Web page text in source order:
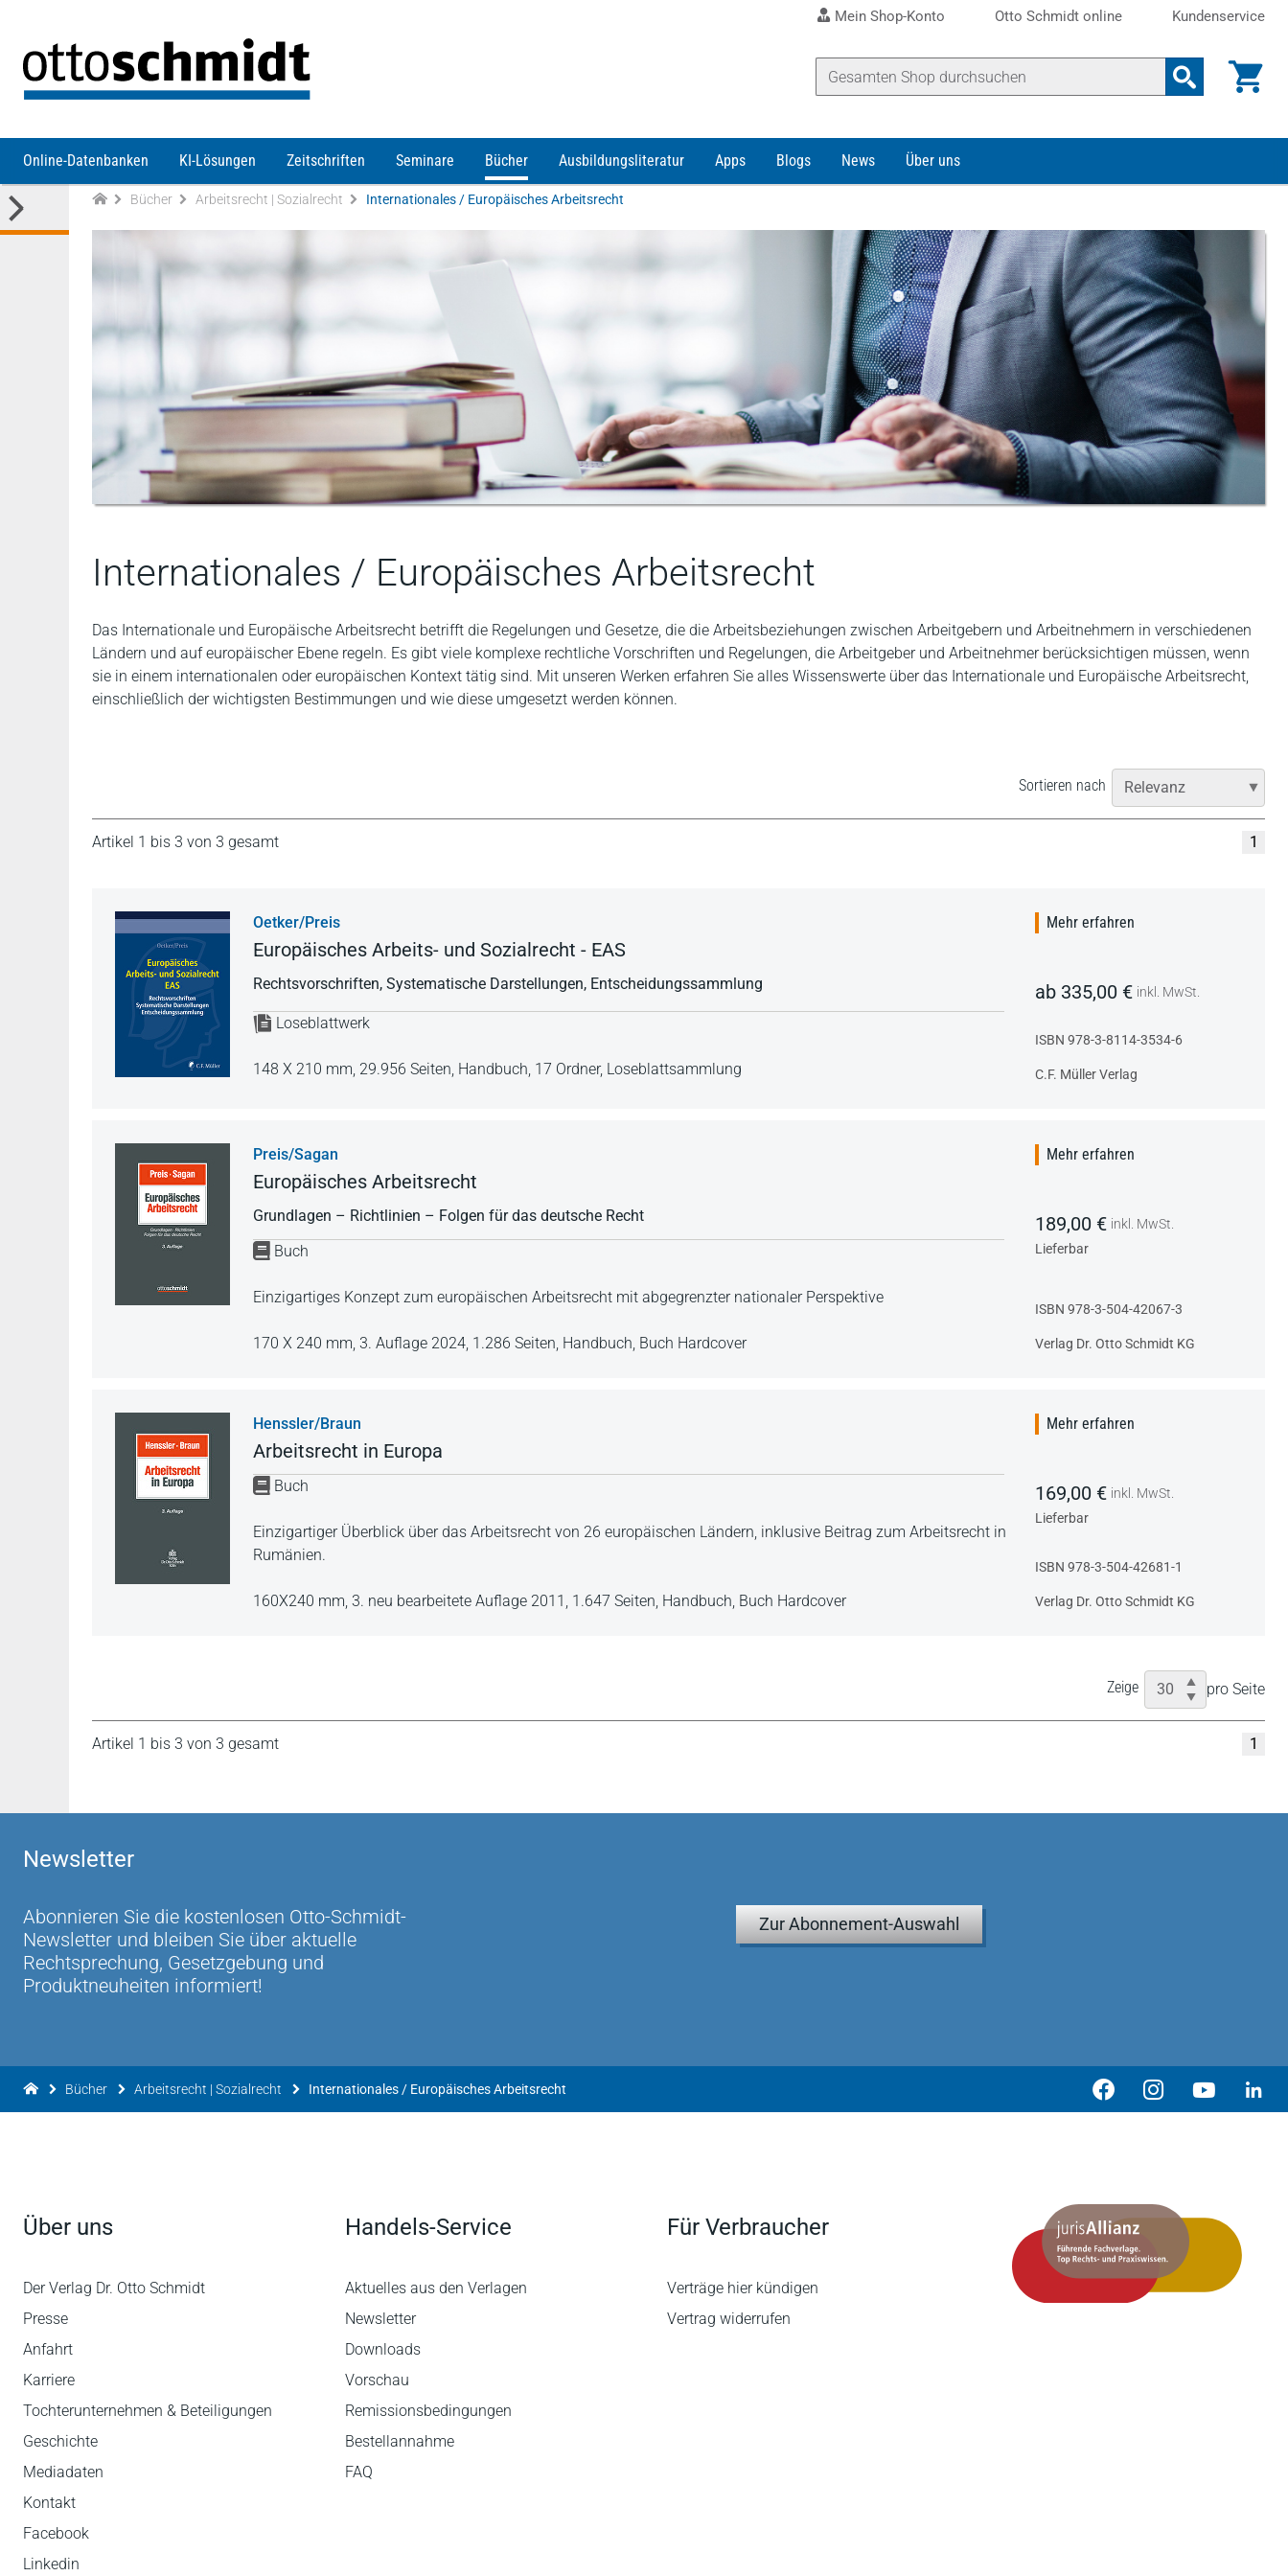
Mein Shop-Konto Otto Schmidt online Kundenservice
Online-Datenbanken KI-Lösungen Zeitschriften Seminare Bücher Ausbildungsliteratur Apps Blogs News Über uns
Bücher Arbeitsrecht | Sozialrecht Internationales / Europäisches Arbeitsrecht
Internationales / Europäisches Arbeitsrecht
Das Internationale und Europäische Arbeitsrecht betrifft die Regelungen und Gesetze, die die Arbeitsbeziehungen zwischen Arbeitgebern und Arbeitnehmern in verschiedenen
Ländern und auf europäischer Ebene regeln. Es gibt viele komplexe rechtliche Vorschriften und Regelungen, die Arbeitgeber und Arbeitnehmer berücksichtigen müssen, wenn
sie in einem internationalen oder europäischen Kontext tätig sind. Mit unseren Werken erfahren Sie alles Wissenswerte über das Internationale und Europäische Arbeitsrecht,
einschließlich der wichtigsten Bestimmungen und wie diese umgesetzt werden können.
Sortieren nach
Artikel 1 bis 3 von 3 gesamt 1
Oetker/Preis
Europäisches Arbeits- und Sozialrecht - EAS
Rechtsvorschriften, Systematische Darstellungen, Entscheidungssammlung
Loseblattwerk
148 X 210 mm, 29.956 Seiten, Handbuch, 17 Ordner, Loseblattsammlung
Mehr erfahren
ab 335,00 € inkl. MwSt.
ISBN 978-3-8114-3534-6
C.F. Müller Verlag
Preis/Sagan
Europäisches Arbeitsrecht
Grundlagen – Richtlinien – Folgen für das deutsche Recht
Buch
Einzigartiges Konzept zum europäischen Arbeitsrecht mit abgegrenzter nationaler Perspektive
170 X 240 mm, 3. Auflage 2024, 1.286 Seiten, Handbuch, Buch Hardcover
Mehr erfahren
189,00 € inkl. MwSt.
Lieferbar
ISBN 978-3-504-42067-3
Verlag Dr. Otto Schmidt KG
Henssler/Braun
Arbeitsrecht in Europa
Buch
Einzigartiger Überblick über das Arbeitsrecht von 26 europäischen Ländern, inklusive Beitrag zum Arbeitsrecht in
Rumänien.
160X240 mm, 3. neu bearbeitete Auflage 2011, 1.647 Seiten, Handbuch, Buch Hardcover
Mehr erfahren
169,00 € inkl. MwSt.
Lieferbar
ISBN 978-3-504-42681-1
Verlag Dr. Otto Schmidt KG
Zeige pro Seite
Artikel 1 bis 3 von 3 gesamt 1
Newsletter
Abonnieren Sie die kostenlosen Otto-Schmidt-
Newsletter und bleiben Sie über aktuelle
Rechtsprechung, Gesetzgebung und
Produktneuheiten informiert!
Zur Abonnement-Auswahl
Bücher Arbeitsrecht | Sozialrecht Internationales / Europäisches Arbeitsrecht
Über uns
Der Verlag Dr. Otto Schmidt
Presse
Anfahrt
Karriere
Tochterunternehmen & Beteiligungen
Geschichte
Mediadaten
Kontakt
Facebook
Linkedin
Handels-Service
Aktuelles aus den Verlagen
Newsletter
Downloads
Vorschau
Remissionsbedingungen
Bestellannahme
FAQ
Für Verbraucher
Verträge hier kündigen
Vertrag widerrufen